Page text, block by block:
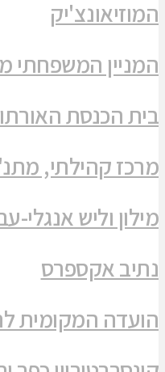
המוזיאונצ'יק
המניין המשפחתי
בית הכנסת
מרכז קהילתי,
מילון וליש אנגלי-
נתיב אקספרס
הועדה המקומית